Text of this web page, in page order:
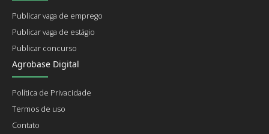
Publicar vaga de emprego
Publicar vaga de estágio
Publicar concurso
Agrobase Digital
Política de Privacidade
Termos de uso
Contato